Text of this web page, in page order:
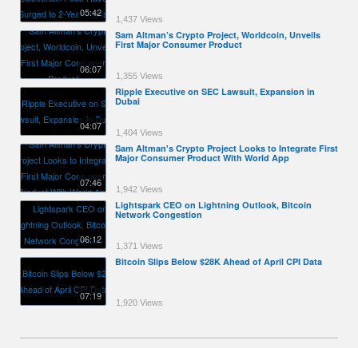
05:42
1,437 Views
06:07
Sam Altman’s Crypto Project, Worldcoin, Unveils
First Major Consumer Product
1,355 Views
04:07
Ripple Executive on SEC Lawsuit, Expansion in
Dubai
1,404 Views
07:46
Sam Altman's Crypto Project Looks to Integrate First
Major Consumer Product With World App
1,942 Views
06:12
Lightspark CEO on Lightning Outlook, Bitcoin
Network Congestion
1,371 Views
07:19
Bitcoin Slips Below $28K Ahead of April CPI Data
1,920 Views